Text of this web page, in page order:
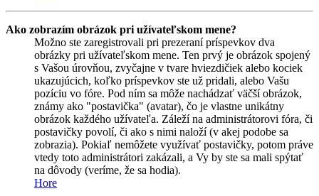
Ako zobrazím obrázok pri užívateľskom mene?
Možno ste zaregistrovali pri prezeraní príspevkov dva
obrázky pri užívateľskom mene. Ten prvý je obrázok spojený
s Vašou úrovňou, zvyčajne v tvare hviezdičiek alebo kociek
ukazujúcich, koľko príspevkov ste už pridali, alebo Vašu
pozíciu vo fóre. Pod ním sa môže nachádzať väčší obrázok,
známy ako "postavička" (avatar), čo je vlastne unikátny
obrázok každého užívateľa. Záleží na administrátorovi fóra, či
postavičky povolí, či ako s nimi naloží (v akej podobe sa
zobrazia). Pokiaľ nemôžete využívať postavičky, potom práve
vtedy toto administrátori zakázali, a Vy by ste sa mali spýtať
na dôvody (veríme, že sa hodia).
Hore